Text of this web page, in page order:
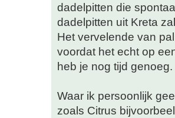
dadelpitten die
dadelpitten uit Kreta
Het vervelende van
voordat het echt op
heb je nog tijd genoeg.
Waar ik persoonlijk
zoals Citrus